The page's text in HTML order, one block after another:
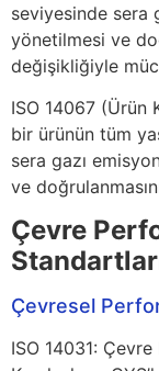
seviyesinde sera
yönetilmesi ve
değişikliğiyle
ISO 14067 (Ürün
bir ürünün tüm
sera gazı
ve
Çevre
Çevresel
ISO 14031: